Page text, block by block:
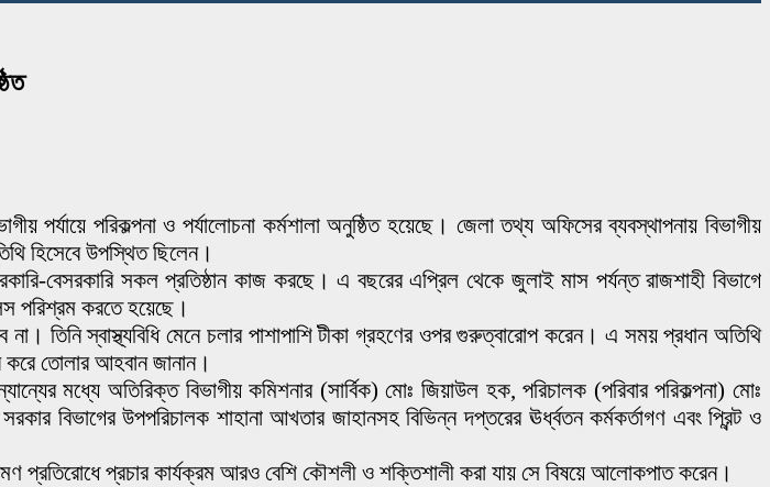
পরিকল্পনা ও পর্যালোচনা কর্মশালা অনুষ্ঠিত হয়েছে। জেলা তথ্য অফিসের ব্যবস্থাপনায় বিভাগীয়
হিসেবে উপস্থিত ছিলেন।
বেসরকারি সকল প্রতিষ্ঠান কাজ করছে। এ বছরের এপ্রিল থেকে জুলাই মাস পর্যন্ত রাজশাহী বিভাগে
পরিশ্রম করতে হয়েছে।
তিনি স্বাস্থ্যবিধি মেনে চলার পাশাপাশি টীকা গ্রহণের ওপর গুরুত্বারোপ করেন। এ সময় প্রধান অতিথি
করে তোলার আহবান জানান।
মধ্যে অতিরিক্ত বিভাগীয় কমিশনার (সার্বিক) মোঃ জিয়াউল হক, পরিচালক (পরিবার পরিকল্পনা) মোঃ
বিভাগের উপপরিচালক শাহানা আখতার জাহানসহ বিভিন্ন দপ্তরের ঊর্ধ্বতন কর্মকর্তাগণ এবং প্রিন্ট ও
প্রতিরোধে প্রচার কার্যক্রম আরও বেশি কৌশলী ও শক্তিশালী করা যায় সে বিষয়ে আলোকপাত করেন।